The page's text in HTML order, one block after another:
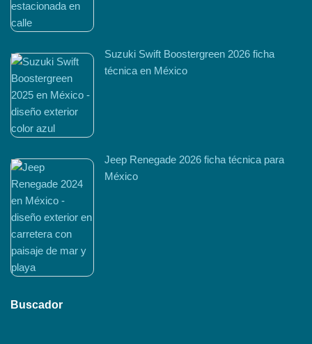
Suzuki Swift Boostergreen 2026 ficha
técnica en México
Jeep Renegade 2026 ficha técnica para
México
Buscador